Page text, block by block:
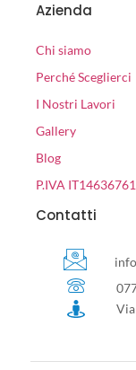
Azienda
Chi siamo
Perché Sceglierci
I Nostri Lavori
Gallery
Blog
P.IVA
Contatti